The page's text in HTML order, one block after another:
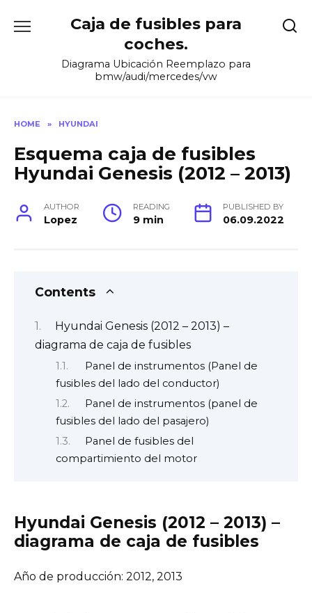
Caja de fusibles para
coches.
Diagrama Ubicación Reemplazo para
bmw/audi/mercedes/vw
HOME » HYUNDAI
Esquema caja de fusibles
Hyundai Genesis (2012 – 2013)
AUTHOR
Lopez
READING
9 min
PUBLISHED BY
06.09.2022
Contents
Hyundai Genesis (2012 – 2013) –
diagrama de caja de fusibles
Panel de instrumentos (Panel de
fusibles del lado del conductor)
Panel de instrumentos (panel de
fusibles del lado del pasajero)
Panel de fusibles del
compartimiento del motor
Hyundai Genesis (2012 – 2013) –
diagrama de caja de fusibles
Año de producción: 2012, 2013